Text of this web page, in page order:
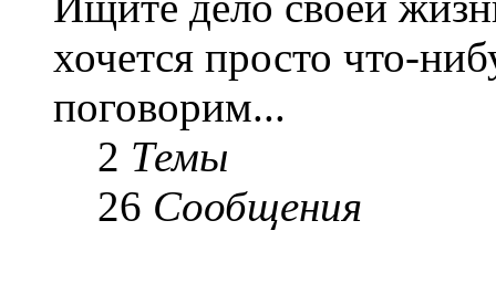
хочется просто что-
поговорим...
2 Темы
26 Сообщения